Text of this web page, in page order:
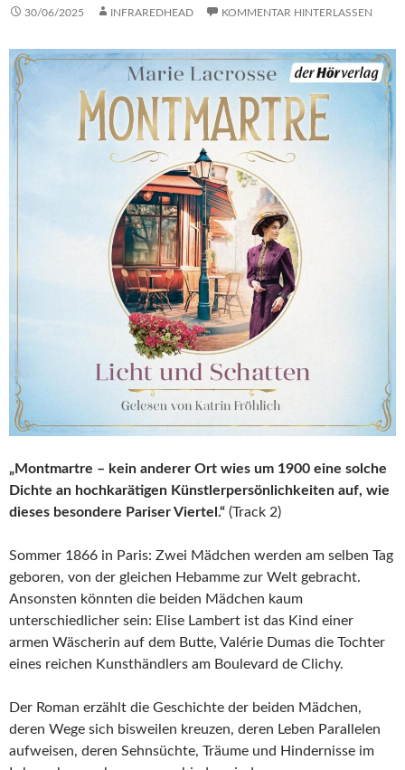
30/06/2025 INFRAREDHEAD KOMMENTAR HINTERLASSEN
„Montmartre – kein anderer Ort wies um 1900 eine solche
Dichte an hochkarätigen Künstlerpersönlichkeiten auf, wie
dieses besondere Pariser Viertel.“ (Track 2)
Sommer 1866 in Paris: Zwei Mädchen werden am selben Tag
geboren, von der gleichen Hebamme zur Welt gebracht.
Ansonsten könnten die beiden Mädchen kaum
unterschiedlicher sein: Elise Lambert ist das Kind einer
armen Wäscherin auf dem Butte, Valérie Dumas die Tochter
eines reichen Kunsthändlers am Boulevard de Clichy.
Der Roman erzählt die Geschichte der beiden Mädchen,
deren Wege sich bisweilen kreuzen, deren Leben Parallelen
aufweisen, deren Sehnsüchte, Träume und Hindernisse im